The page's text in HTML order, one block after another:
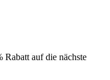
Rabatt auf die nächste